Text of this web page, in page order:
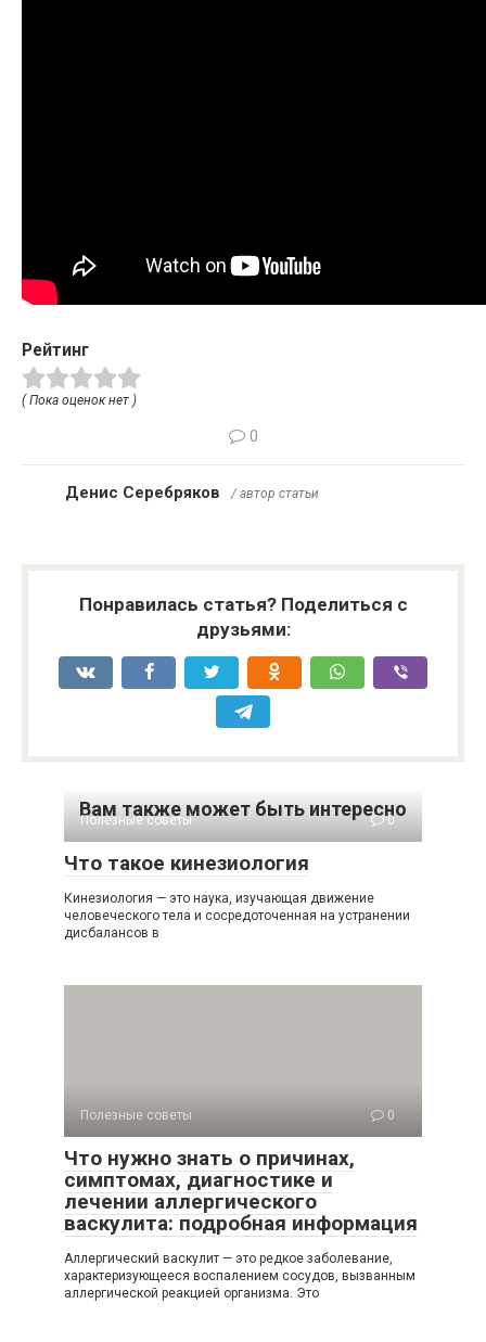
Рейтинг
( Пока оценок нет )
0
Денис Серебряков / автор статьи
Понравилась статья? Поделиться с
друзьями:
Вам также может быть интересно
Полезные советы 0
Что такое кинезиология
Кинезиология — это наука, изучающая движение
человеческого тела и сосредоточенная на устранении
дисбалансов в
Полезные советы 0
Что нужно знать о причинах,
симптомах, диагностике и
лечении аллергического
васкулита: подробная информация
Аллергический васкулит — это редкое заболевание,
характеризующееся воспалением сосудов, вызванным
аллергической реакцией организма. Это